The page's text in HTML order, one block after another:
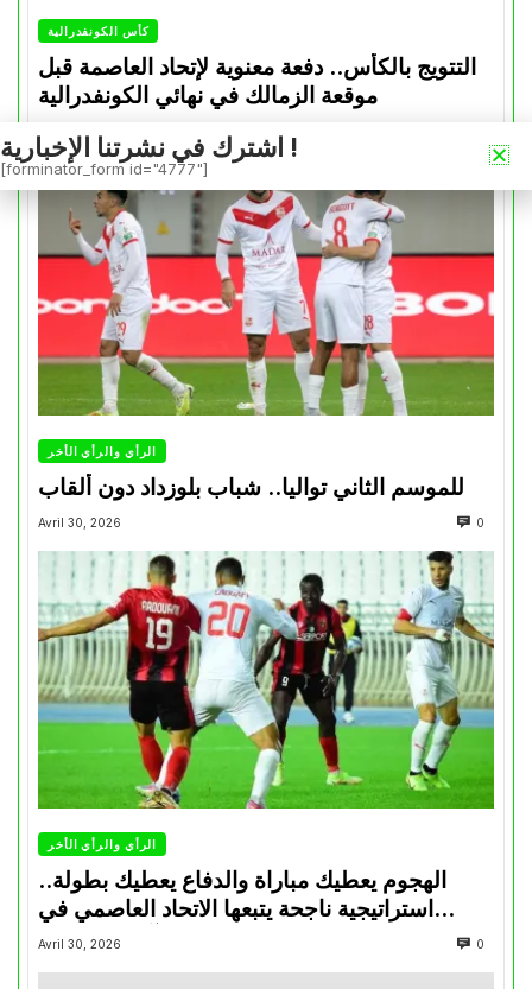
كأس الكونفدرالية
التتويج بالكأس.. دفعة معنوية لإتحاد العاصمة قبل
موقعة الزمالك في نهائي الكونفدرالية
الرأي والرأي الأخر
للموسم الثاني تواليا.. شباب بلوزداد دون ألقاب
Avril 30, 2026 0
الرأي والرأي الأخر
الهجوم يعطيك مباراة والدفاع يعطيك بطولة..
استراتيجية ناجحة يتبعها الاتحاد العاصمي في
تتويجاته آخر السنوات
Avril 30, 2026 0
اشترك في نشرتنا الإخبارية !
[forminator_form id="4777"]